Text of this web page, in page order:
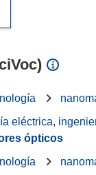
eléctrica,
ópticos